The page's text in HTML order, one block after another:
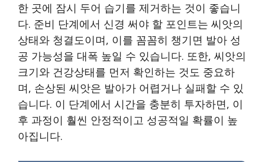
한 곳에 잠시 두어 습기를 제거하는 것이 좋습니
다. 준비 단계에서 신경 써야 할 포인트는 씨앗의
상태와 청결도이며, 이를 꼼꼼히 챙기면 발아 성
공 가능성을 대폭 높일 수 있습니다. 또한, 씨앗의
크기와 건강상태를 먼저 확인하는 것도 중요하
며, 손상된 씨앗은 발아가 어렵거나 실패할 수 있
습니다. 이 단계에서 시간을 충분히 투자하면, 이
후 과정이 훨씬 안정적이고 성공적일 확률이 높
아집니다.